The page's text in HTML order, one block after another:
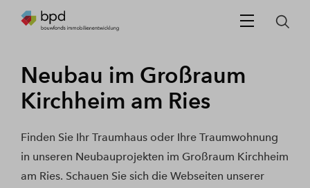
Neubau im Großraum
Kirchheim am Ries
Finden Sie Ihr Traumhaus oder Ihre Traumwohnung
in unseren Neubauprojekten im Großraum Kirchheim
am Ries. Schauen Sie sich die Webseiten unserer